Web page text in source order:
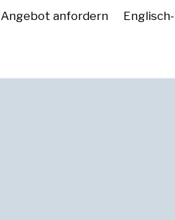
Angebot anfordern